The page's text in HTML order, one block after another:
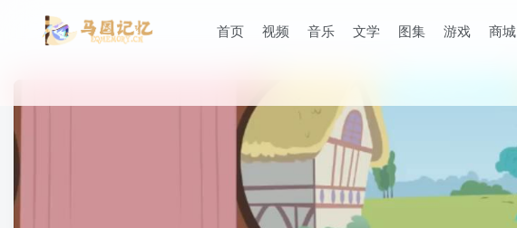
首页 视频 音乐 文学 图集 游戏 商城